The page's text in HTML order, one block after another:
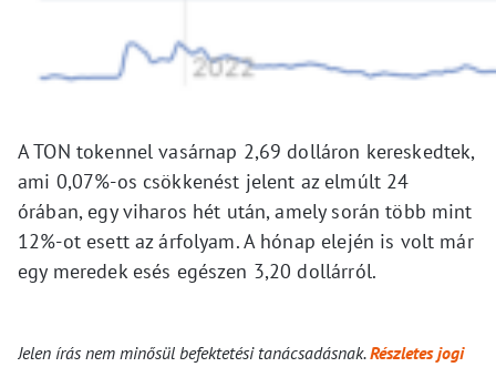
A TON tokennel vasárnap 2,69 dolláron kereskedtek,
ami 0,07%-os csökkenést jelent az elmúlt 24
órában, egy viharos hét után, amely során több mint
12%-ot esett az árfolyam. A hónap elején is volt már
egy meredek esés egészen 3,20 dollárról.
Jelen írás nem minősül befektetési tanácsadásnak.Részletes jogi